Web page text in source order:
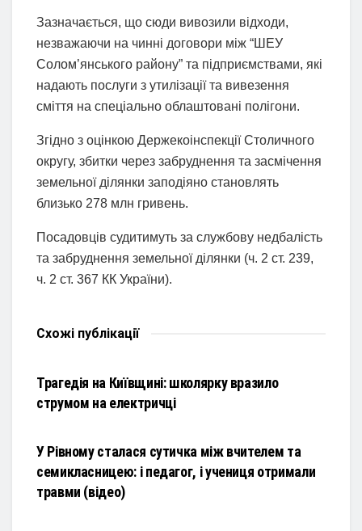
Зазначається, що сюди вивозили відходи,
незважаючи на чинні договори між “ШЕУ
Солом’янського району” та підприємствами, які
надають послуги з утилізації та вивезення
сміття на спеціально облаштовані полігони.
Згідно з оцінкою Держекоінспекції Столичного
округу, збитки через забруднення та засмічення
земельної ділянки заподіяно становлять
близько 278 млн гривень.
Посадовців судитимуть за службову недбалість
та забруднення земельної ділянки (ч. 2 ст. 239,
ч. 2 ст. 367 КК України).
Схожі публікації
Трагедія на Київщині: школярку вразило
струмом на електричці
У Рівному сталася сутичка між вчителем та
семикласницею: і педагог, і учениця отримали
травми (відео)